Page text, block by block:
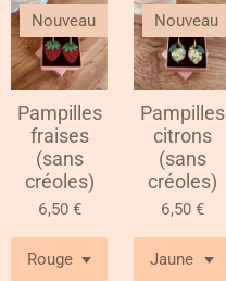
Nouveau
Pampilles
fraises
(sans
créoles)
6,50 €
Nouveau
Pampilles
citrons
(sans
créoles)
6,50 €